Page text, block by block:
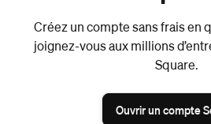
Créez un compte sans frais en
joignez-vous aux millions
Square.
Ouvrir un compte